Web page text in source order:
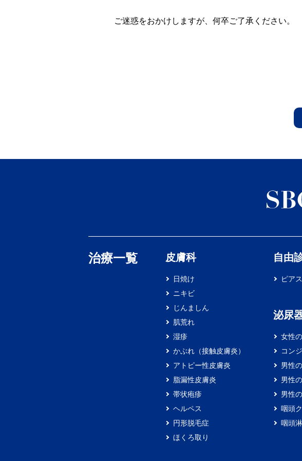
ご迷惑をおかけしますが、何卒ご了承ください。
治療一覧 皮膚科
日焼け
ニキビ
じんましん
肌荒れ
湿疹
かぶれ（接触皮膚炎）
アトピー性皮膚炎
脂漏性皮膚炎
帯状疱疹
ヘルペス
円形脱毛症
ほくろ取り
自由
ピア
泌尿
女性
コン
男性
男性
男性
咽頭
咽頭